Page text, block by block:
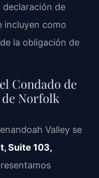
declaración de
incluyen como
la obligación de
Condado de
Norfolk
Valley se
Suite 103,